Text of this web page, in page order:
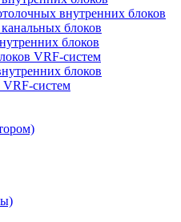
внутренних блоков
блоков
блоков
VRF-систем
блоков
VRF-систем